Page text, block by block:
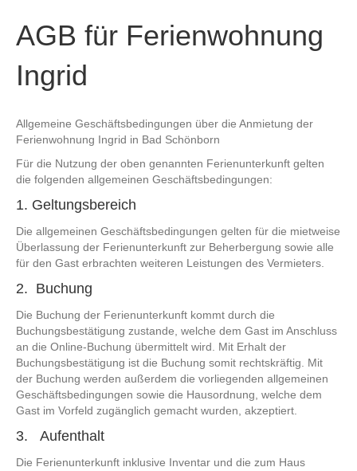
AGB für Ferienwohnung
Ingrid
Allgemeine Geschäftsbedingungen über die Anmietung der
Ferienwohnung Ingrid in Bad Schönborn
Für die Nutzung der oben genannten Ferienunterkunft gelten
die folgenden allgemeinen Geschäftsbedingungen:
1. Geltungsbereich
Die allgemeinen Geschäftsbedingungen gelten für die mietweise
Überlassung der Ferienunterkunft zur Beherbergung sowie alle
für den Gast erbrachten weiteren Leistungen des Vermieters.
2. Buchung
Die Buchung der Ferienunterkunft kommt durch die
Buchungsbestätigung zustande, welche dem Gast im Anschluss
an die Online-Buchung übermittelt wird. Mit Erhalt der
Buchungsbestätigung ist die Buchung somit rechtskräftig. Mit
der Buchung werden außerdem die vorliegenden allgemeinen
Geschäftsbedingungen sowie die Hausordnung, welche dem
Gast im Vorfeld zugänglich gemacht wurden, akzeptiert.
3. Aufenthalt
Die Ferienunterkunft inklusive Inventar und die zum Haus